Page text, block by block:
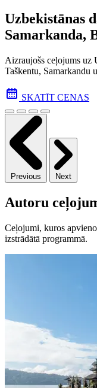
Uzbekistānas
Samarkanda,
Aizraujošs ceļojums uz
Taškentu, Samarkandu
SKATĪT CENAS
Previous Next
Autoru
Ceļojumi, kuros
izstrādātā programmā.